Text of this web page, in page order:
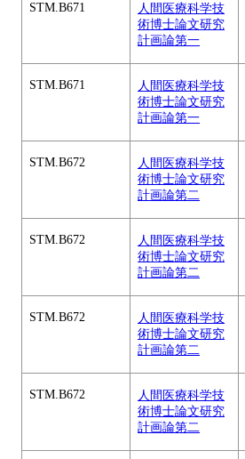
STM.B671
人間医療科学技
術博士論文研究
計画論第一
STM.B671
人間医療科学技
術博士論文研究
計画論第一
STM.B672
人間医療科学技
術博士論文研究
計画論第二
STM.B672
人間医療科学技
術博士論文研究
計画論第二
STM.B672
人間医療科学技
術博士論文研究
計画論第二
STM.B672
人間医療科学技
術博士論文研究
計画論第二